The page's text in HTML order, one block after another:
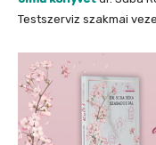
Testszerviz szakmai